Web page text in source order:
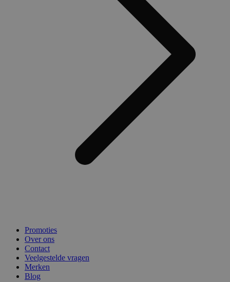
Promoties
Over ons
Contact
Veelgestelde vragen
Merken
Blog